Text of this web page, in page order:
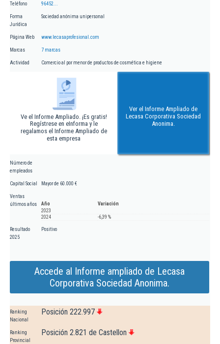
Teléfono 96452...
Forma
Jurídica
Sociedad anónima unipersonal
Página Web www.lecasaprofesional.com
Marcas 7 marcas
Actividad Comercio al por menor de productos de cosmética e higiene
Ve el Informe Ampliado. ¡Es gratis!
Regístrese en eInforma y le
regalamos el Informe Ampliado de
esta empresa
Ver el Informe Ampliado de
Lecasa Corporativa Sociedad
Anonima.
Número de
empleados
Capital Social Mayor de 60.000 €
Ventas
últimos años
Año
Variación
2023
2024
-6,39 %
Resultado
2025
Positivo
Accede al Informe ampliado de Lecasa
Corporativa Sociedad Anonima.
Ranking
Nacional
Posición 222.997
Ranking
Provincial
Posición 2.821 de Castellon